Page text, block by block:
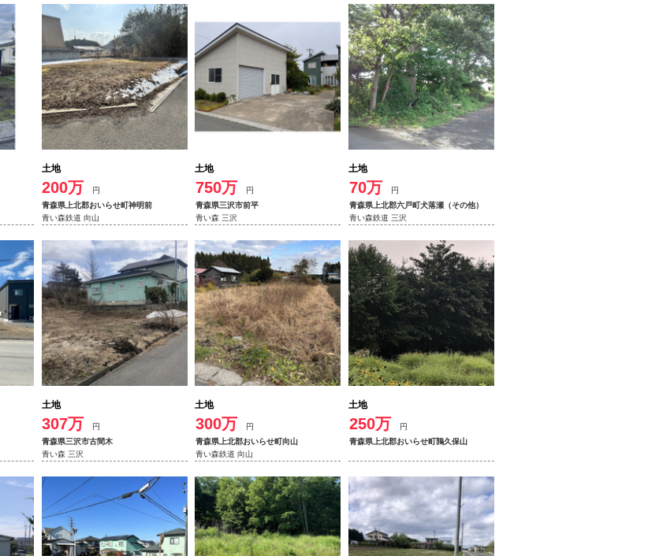
土地
200万
円
青森県上北郡おいらせ町神明前
青い森鉄道 向山
土地
750万
円
青森県三沢市前平
青い森 三沢
土地
70万
円
青森県上北郡六戸町犬落瀬（その他）
青い森鉄道 三沢
土地
307万
円
青森県三沢市古間木
青い森 三沢
土地
300万
円
青森県上北郡おいらせ町向山
青い森鉄道 向山
土地
250万
円
青森県上北郡おいらせ町鶉久保山